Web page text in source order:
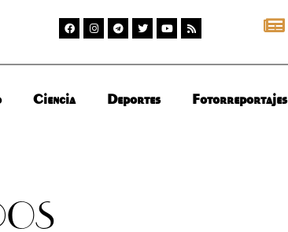
Ciencia Deportes Fotorreportajes